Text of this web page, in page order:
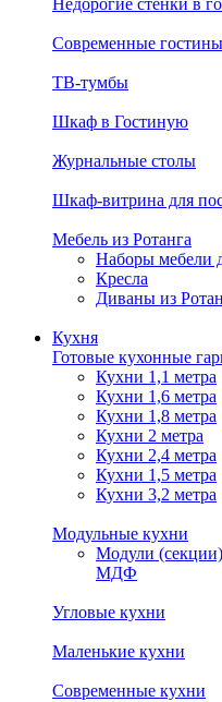
Недорогие стенки в
Современные
ТВ-тумбы
Шкаф в Гостиную
Журнальные столы
Шкаф-витрина для
Мебель из Ротанга
Наборы мебели
Кресла
Диваны из
Кухня
Готовые кухонные
Кухни 1,1 метра
Кухни 1,6 метра
Кухни 1,8 метра
Кухни 2 метра
Кухни 2,4 метра
Кухни 1,5 метра
Кухни 3,2 метра
Модульные кухни
Модули
МДФ
Угловые кухни
Маленькие кухни
Современные кухни